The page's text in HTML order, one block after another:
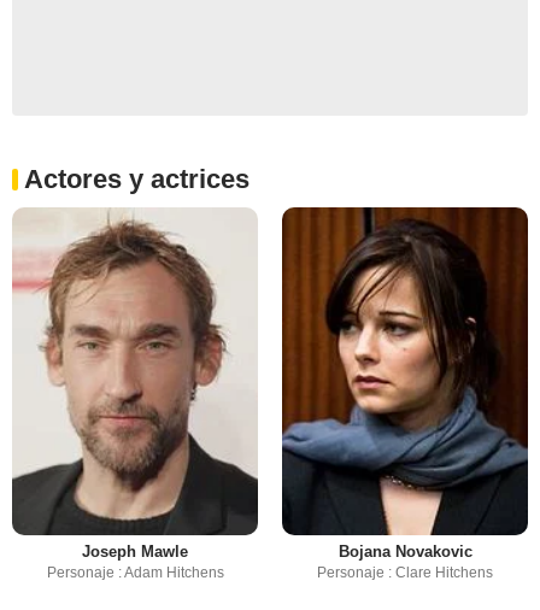
Actores y actrices
Joseph Mawle
Personaje : Adam Hitchens
Bojana Novakovic
Personaje : Clare Hitchens